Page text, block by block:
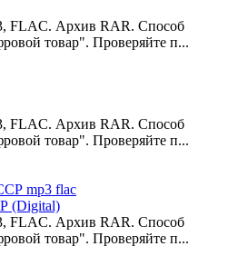
FLAC. Архив RAR. Способ
товар". Проверяйте п...
FLAC. Архив RAR. Способ
товар". Проверяйте п...
(Digital)
FLAC. Архив RAR. Способ
товар". Проверяйте п...